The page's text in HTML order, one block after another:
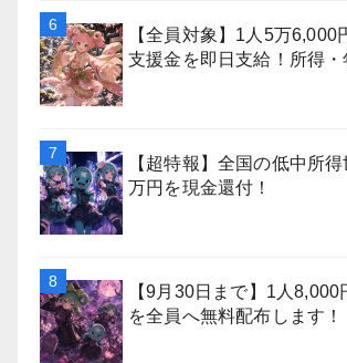
【全員対象】1人5万6,000
支援金を即日支給！所得・
【超特報】全国の低中所
万円を現金還付！
【9月30日まで】1人8,000
を全員へ無料配布します！